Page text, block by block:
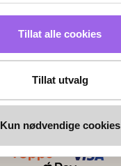
Tillat alle cookies
Tillat utvalg
Kun nødvendige cookies
Betalingsmetoder